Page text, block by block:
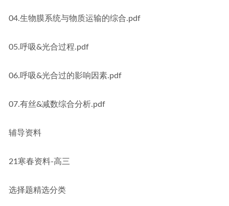
04.生物膜系统与物质运输的综合.pdf
05.呼吸&光合过程.pdf
06.呼吸&光合过的影响因素.pdf
07.有丝&减数综合分析.pdf
辅导资料
21寒春资料-高三
选择题精选分类